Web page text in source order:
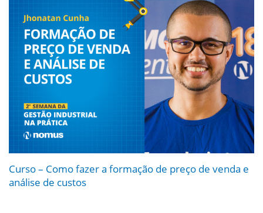
Curso – Como fazer a formação de preço de venda e
análise de custos